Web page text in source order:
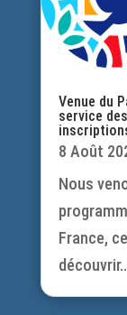
Venue du
service
8 Août
Nous
France,